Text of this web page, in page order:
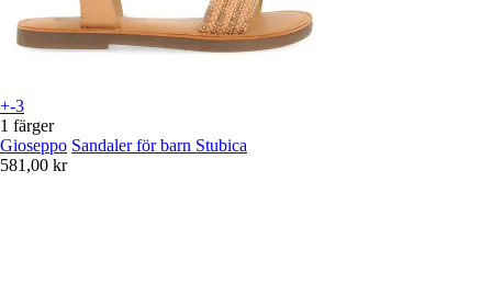
+-3
1 färger
Gioseppo Sandaler för barn Stubica
581,00 kr